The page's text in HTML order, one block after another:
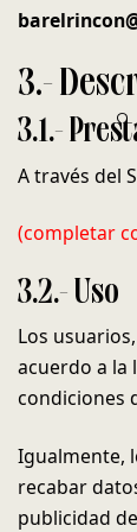
3.-
3.1.-
A través del
(completar
3.2.- Uso
Los
acuerdo a la
condiciones
Igualmente,
recabar
publicidad